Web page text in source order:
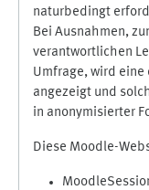
naturbedingt
Bei Ausnahmen,
verantwortlichen
Umfrage, wird
angezeigt und
in anonymisierter
Diese Moodle-